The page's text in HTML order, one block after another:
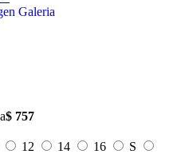
$ 757
12 14 16
S